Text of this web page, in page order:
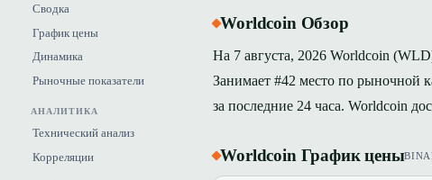
Сводка
График цены
Динамика
Рыночные показатели
АНАЛИТИКА
Технический анализ
Корреляции
Worldcoin Обзор
На 7 августа, 2026 Worldcoin
Занимает #42 место по рыночной
за последние 24 часа. Worldcoin
Worldcoin График цены